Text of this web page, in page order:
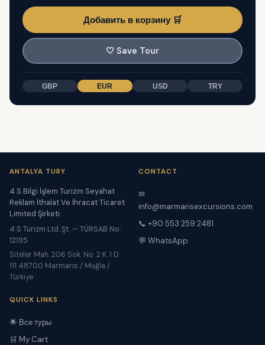
Добавить в корзину 🛒
🤍 Save Tour
GBP EUR USD TRY
ANTALYA TURY
4 S Bilgi İşlem Turizm Seyahat
Reklam İthalat Ve İhracat Ticaret
Limited Şirketi
4 S Turizm Ltd. Şt. — TÜRSAB No:
12195
Siteler Mah. 206 Sok. No. 2 K. 1 D.
111 48700 Marmaris / Muğla /
Türkiye
CONTACT
✉
info@marmarisexcursions.com
📞 +90 553 259 2481
💬 WhatsApp
QUICK LINKS
🌟 Все туры
🛒 My Cart